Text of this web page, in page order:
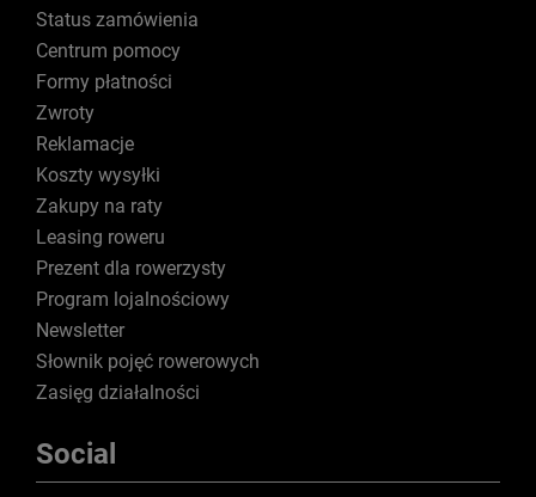
Status zamówienia
Centrum pomocy
Formy płatności
Zwroty
Reklamacje
Koszty wysyłki
Zakupy na raty
Leasing roweru
Prezent dla rowerzysty
Program lojalnościowy
Newsletter
Słownik pojęć rowerowych
Zasięg działalności
Social